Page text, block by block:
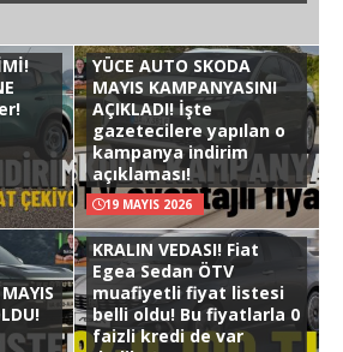
YÜCE AUTO SKODA
MAYIS KAMPANYASINI
AÇIKLADI! İşte
gazetecilere yapılan o
kampanya indirim
açıklaması!
19 MAYIS 2026
KRALIN VEDASI! Fiat
Egea Sedan ÖTV
muafiyetli fiyat listesi
belli oldu! Bu fiyatlarla 0
faizli kredi de var